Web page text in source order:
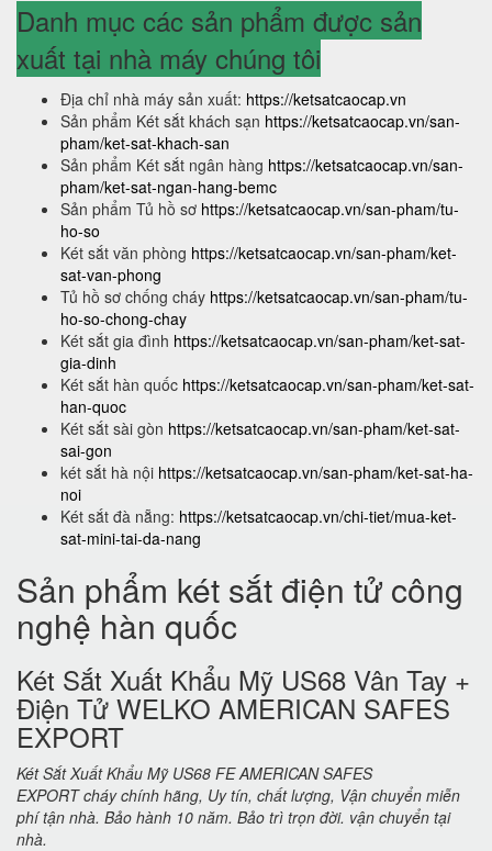
Danh mục các sản phẩm được sản
xuất tại nhà máy chúng tôi
Địa chỉ nhà máy sản xuất: https://ketsatcaocap.vn
Sản phẩm Két sắt khách sạn https://ketsatcaocap.vn/san-
pham/ket-sat-khach-san
Sản phẩm Két sắt ngân hàng https://ketsatcaocap.vn/san-
pham/ket-sat-ngan-hang-bemc
Sản phẩm Tủ hồ sơ https://ketsatcaocap.vn/san-pham/tu-
ho-so
Két sắt văn phòng https://ketsatcaocap.vn/san-pham/ket-
sat-van-phong
Tủ hồ sơ chống cháy https://ketsatcaocap.vn/san-pham/tu-
ho-so-chong-chay
Két sắt gia đình https://ketsatcaocap.vn/san-pham/ket-sat-
gia-dinh
Két sắt hàn quốc https://ketsatcaocap.vn/san-pham/ket-sat-
han-quoc
Két sắt sài gòn https://ketsatcaocap.vn/san-pham/ket-sat-
sai-gon
két sắt hà nội https://ketsatcaocap.vn/san-pham/ket-sat-ha-
noi
Két sắt đà nẵng: https://ketsatcaocap.vn/chi-tiet/mua-ket-
sat-mini-tai-da-nang
Sản phẩm két sắt điện tử công
nghệ hàn quốc
Két Sắt Xuất Khẩu Mỹ US68 Vân Tay +
Điện Tử WELKO AMERICAN SAFES
EXPORT
Két Sắt Xuất Khẩu Mỹ US68 FE AMERICAN SAFES
EXPORT cháy chính hãng, Uy tín, chất lượng, Vận chuyển miễn
phí tận nhà. Bảo hành 10 năm. Bảo trì trọn đời. vận chuyển tại
nhà.